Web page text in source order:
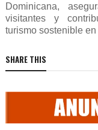
Dominicana,
visitantes y
turismo sostenible
SHARE THIS